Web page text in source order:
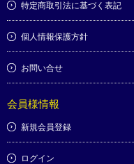
特定商取引法に基づく表記
個人情報保護方針
お問い合せ
会員様情報
新規会員登録
ログイン